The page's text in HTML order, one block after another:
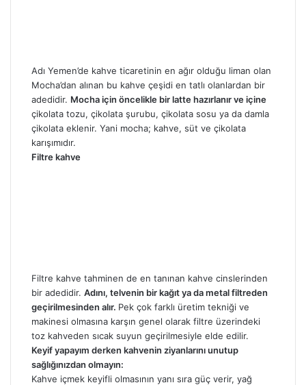
Adı Yemen’de kahve ticaretinin en ağır olduğu liman olan
Mocha’dan alınan bu kahve çeşidi en tatlı olanlardan bir
adedidir. Mocha için öncelikle bir latte hazırlanır ve içine
çikolata tozu, çikolata şurubu, çikolata sosu ya da damla
çikolata eklenir. Yani mocha; kahve, süt ve çikolata
karışımıdır.
Filtre kahve
Filtre kahve tahminen de en tanınan kahve cinslerinden
bir adedidir. Adını, telvenin bir kağıt ya da metal filtreden
geçirilmesinden alır. Pek çok farklı üretim tekniği ve
makinesi olmasına karşın genel olarak filtre üzerindeki
toz kahveden sıcak suyun geçirilmesiyle elde edilir.
Keyif yapayım derken kahvenin ziyanlarını unutup
sağlığınızdan olmayın:
Kahve içmek keyifli olmasının yanı sıra güç verir, yağ